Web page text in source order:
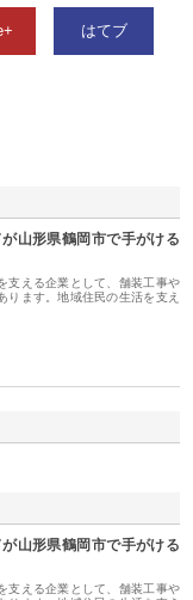
はてブ
山形県鶴岡市で手がける
支える企業として、舗装工事や
ります。地域住民の生活を支え
山形県鶴岡市で手がける
支える企業として、舗装工事や